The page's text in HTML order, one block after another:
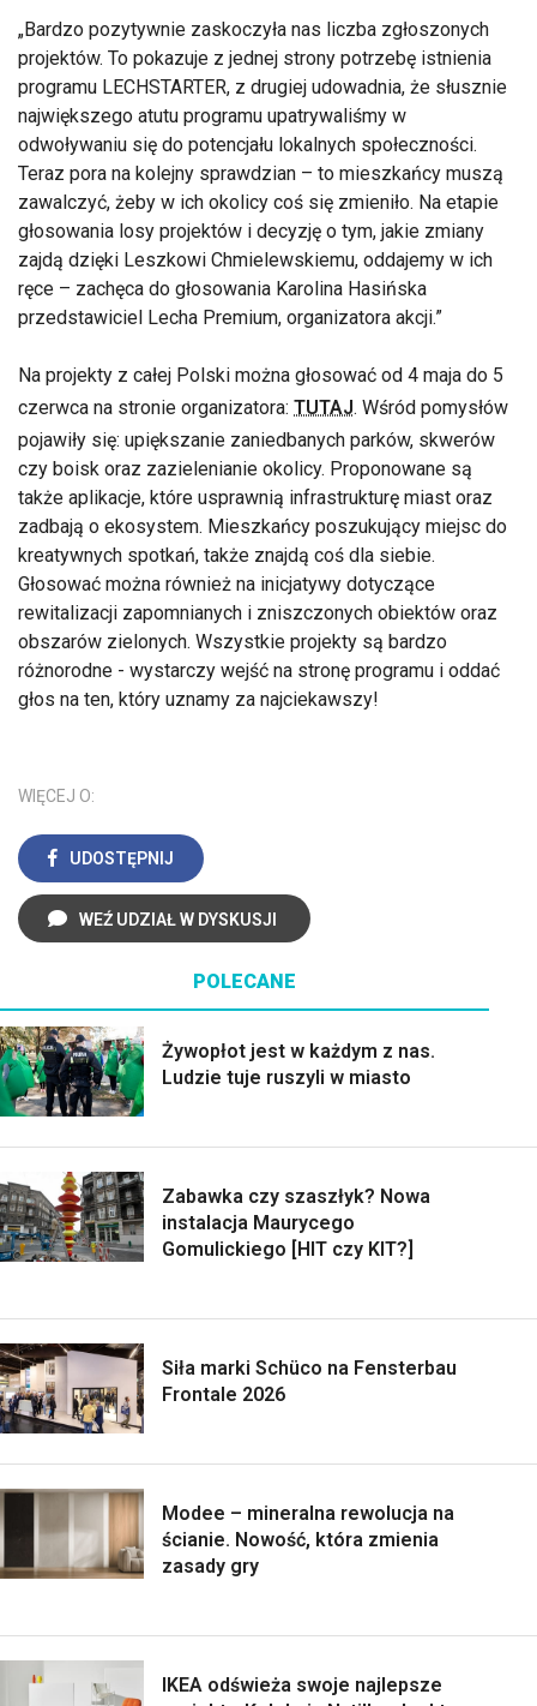
Bardzo pozytywnie zaskoczyła nas liczba zgłoszonych
projektów. To pokazuje z jednej strony potrzebę istnienia
programu LECHSTARTER, z drugiej udowadnia, że słusznie
największego atutu programu upatrywaliśmy w
odwoływaniu się do potencjału lokalnych społeczności.
Teraz pora na kolejny sprawdzian – to mieszkańcy muszą
zawalczyć, żeby w ich okolicy coś się zmieniło. Na etapie
głosowania losy projektów i decyzję o tym, jakie zmiany
zajdą dzięki Leszkowi Chmielewskiemu, oddajemy w ich
ręce – zachęca do głosowania Karolina Hasińska
przedstawiciel Lecha Premium, organizatora akcji.
Na projekty z całej Polski można głosować od 4 maja do 5
czerwca na stronie organizatora: TUTAJ. Wśród pomysłów
pojawiły się: upiększanie zaniedbanych parków, skwerów
czy boisk oraz zazielenianie okolicy. Proponowane są
także aplikacje, które usprawnią infrastrukturę miast oraz
zadbają o ekosystem. Mieszkańcy poszukujący miejsc do
kreatywnych spotkań, także znajdą coś dla siebie.
Głosować można również na inicjatywy dotyczące
rewitalizacji zapomnianych i zniszczonych obiektów oraz
obszarów zielonych. Wszystkie projekty są bardzo
różnorodne - wystarczy wejść na stronę programu i oddać
głos na ten, który uznamy za najciekawszy!
WIĘCEJ O:
UDOSTĘPNIJ
WEŹ UDZIAŁ W DYSKUSJI
POLECANE
Żywopłot jest w każdym z nas.
Ludzie tuje ruszyli w miasto
Zabawka czy szaszłyk? Nowa
instalacja Maurycego
Gomulickiego [HIT czy KIT?]
Siła marki Schüco na Fensterbau
Frontale 2026
Modee – mineralna rewolucja na
ścianie. Nowość, która zmienia
zasady gry
IKEA odświeża swoje najlepsze